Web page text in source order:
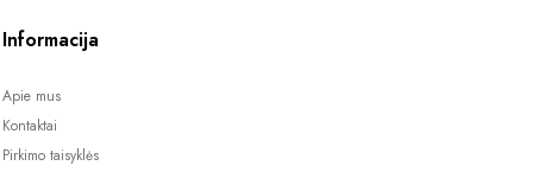
Informacija
Apie mus
Kontaktai
Pirkimo taisyklės